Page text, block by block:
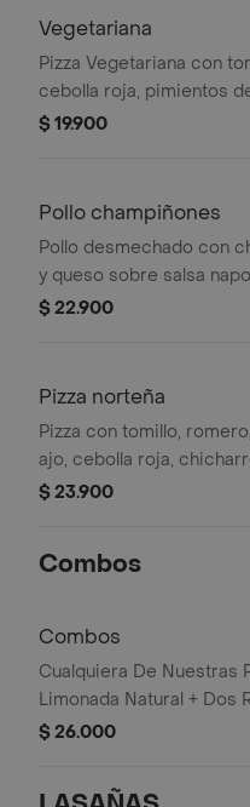
Vegetariana
Pizza Vegetariana con
cebolla roja, pimientos
queso.
$ 19.900
Pollo champiñones
Pollo desmechado con
y queso sobre salsa
$ 22.900
Pizza norteña
Pizza con tomillo,
ajo, cebolla roja,
$ 23.900
Combos
Combos
Cualquiera De Nuestras
Limonada Natural + Dos
Pan Con Mantequilla De
$ 26.000